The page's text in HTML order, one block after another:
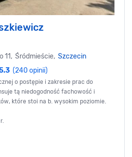
11, Śródmieście, Szczecin
(240 opinii)
o postępie i zakresie prac do
tą niedogodność fachowość i
które stoi na b. wysokim poziomie.